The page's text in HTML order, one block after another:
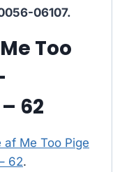
06107.
Too
62
af Me Too Pige
62.